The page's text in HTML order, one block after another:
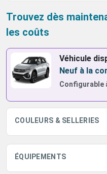
Trouvez dès
les coûts
Véhicule
Neuf à la
Configurable
COULEURS & SELLERIES
ÉQUIPEMENTS